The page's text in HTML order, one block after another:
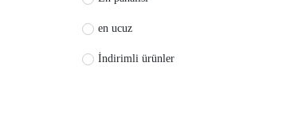
en ucuz
İndirimli ürünler